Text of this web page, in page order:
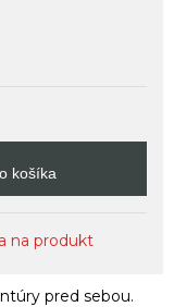
košíka
na produkt
pred sebou.